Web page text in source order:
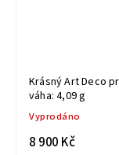
Krásný Art Deco
váha: 4,09 g
Vyprodáno
8 900 Kč